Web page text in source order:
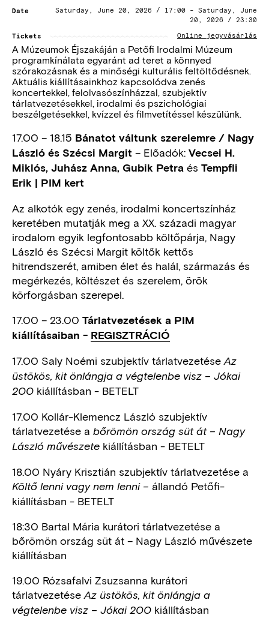
Date Saturday, June 20, 2026 / 17:00 - Saturday, June
20, 2026 / 23:30
Tickets Online jegyvásárlás
A Múzeumok Éjszakáján a Petőfi Irodalmi Múzeum
programkínálata egyaránt ad teret a könnyed
szórakozásnak és a minőségi kulturális feltöltődésnek.
Aktuális kiállításainkhoz kapcsolódva zenés
koncertekkel, felolvasószínházzal, szubjektív
tárlatvezetésekkel, irodalmi és pszichológiai
beszélgetésekkel, kvízzel és filmvetítéssel készülünk.
17.00 – 18.15 Bánatot váltunk szerelemre / Nagy
László és Szécsi Margit – Előadók: Vecsei H.
Miklós, Juhász Anna, Gubik Petra és Tempfli
Erik | PIM kert
Az alkotók egy zenés, irodalmi koncertszínház
keretében mutatják meg a XX. századi magyar
irodalom egyik legfontosabb költőpárja, Nagy
László és Szécsi Margit költők kettős
hitrendszerét, amiben élet és halál, származás és
megérkezés, költészet és szerelem, örök
körforgásban szerepel.
17.00 – 23.00 Tárlatvezetések a PIM
kiállításaiban - REGISZTRÁCIÓ
17.00 Saly Noémi szubjektív tárlatvezetése Az
üstökös, kit önlángja a végtelenbe visz – Jókai
200 kiállításban - BETELT
17.00 Kollár-Klemencz László szubjektív
tárlatvezetése a bőrömön ország süt át – Nagy
László művészete kiállításban - BETELT
18.00 Nyáry Krisztián szubjektív tárlatvezetése a
Költő lenni vagy nem lenni – állandó Petőfi-
kiállításban - BETELT
18:30 Bartal Mária kurátori tárlatvezetése a
bőrömön ország süt át – Nagy László művészete
kiállításban
19.00 Rózsafalvi Zsuzsanna kurátori
tárlatvezetése Az üstökös, kit önlángja a
végtelenbe visz – Jókai 200 kiállításban